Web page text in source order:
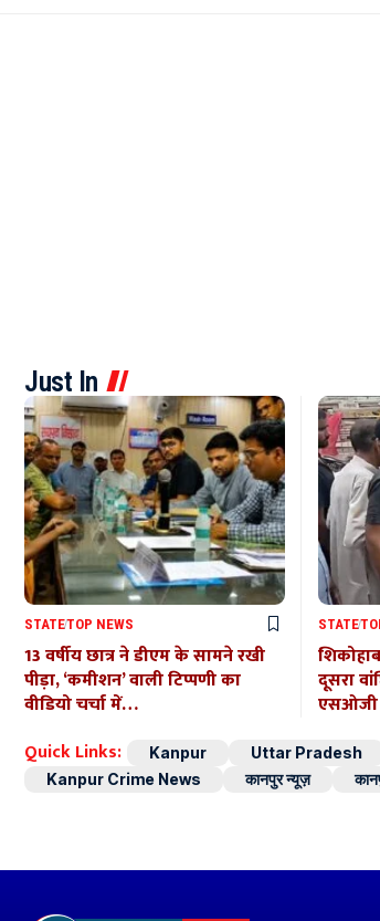
Just In
STATETOP NEWS
13 वर्षीय छात्र ने डीएम के सामने रखी
पीड़ा, ‘कमीशन’ वाली टिप्पणी का
वीडियो चर्चा में…
STATE
दूसरा
एसओजी
Quick Links:
Kanpur Uttar Pradesh
Kanpur Crime News
कानपुर न्यूज़